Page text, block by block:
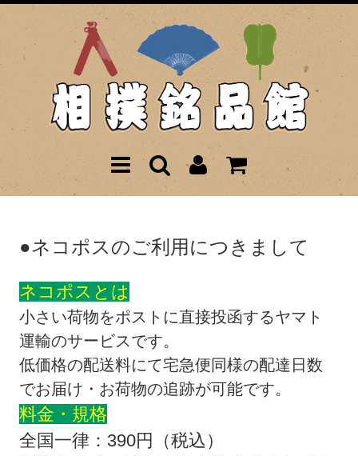
●ネコポスのご利用につきまして
ネコポスとは
小さい荷物をポストに直接投函するヤマト
運輸のサービスです。
低価格の配送料にて宅急便同様の配達日数
でお届け・お荷物の追跡が可能です。
料金・規格
全国一律：390円（税込）